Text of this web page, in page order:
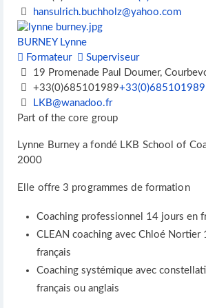
hansulrich.buchholz@yahoo.com
BURNEY Lynne
Formateur
Superviseur
19 Promenade Paul Doumer,
+33(0)685101989+33(0)685101989
LKB@wanadoo.fr
Part of the core group
Lynne Burney a fondé LKB School of
2000
Elle offre 3 programmes de formation
Coaching professionnel 14 jours en
CLEAN coaching avec Chloé Nortier
français
Coaching systémique avec
français ou anglais